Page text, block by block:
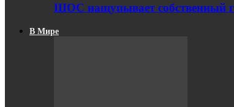
ШОС нащупывает собственный
В Мире